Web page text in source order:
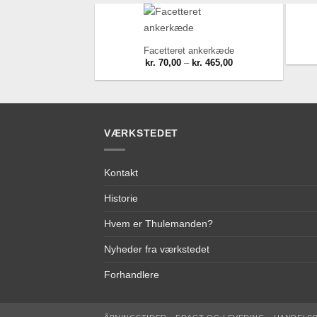
Facetteret ankerkæde
kr. 70,00 – kr. 465,00Prisinterval:
til
VÆRKSTEDET
Kontakt
Historie
Hvem er Thulemanden?
Nyheder fra værkstedet
Forhandlere